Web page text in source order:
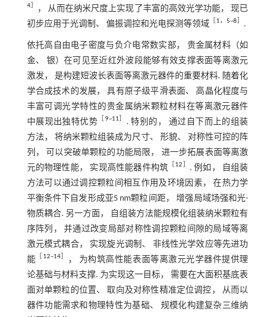
4］
， 从而在纳米尺度上实现了丰富的高效光学功能， 现已
初步应用于光调制、 偏振调控和光电探测等领域［1， 5~8］ .
依托高自由电子密度与负介电常数实部， 贵金属材料（如
金、 银）在可见至近红外波段能够有效支撑表面等离激元
激发， 是构建短波长表面等离激元器件的重要材料. 随着化
学合成技术的发展， 具有原子级平滑表面、 高晶化程度与
丰富可调光学特性的贵金属纳米颗粒材料在等离激元器件
中展现出独特优势 ［9~11］
. 特别的， 通过自下而上的组装
方法， 将纳米颗粒组装成为尺寸、 形貌、 对称性可控的阵
列， 可以突破单颗粒的功能局限， 进一步拓展表面等离激
元的物理性能， 实现高性能器件构筑 ［12］ . 例如， 自组装
方法可以通过调控颗粒间相互作用及环境因素， 在热力学
平衡条件下自发形成亚5 nm颗粒间距， 增强局域场强和光-
物质耦合. 另一方面， 自组装方法能规模化组装纳米颗粒有
序阵列， 并通过改变局部对称性调控颗粒间隙的局域等离
激元模式耦合， 实现旋光调制、 非线性光学效应等先进功
能 ［ 12~14］
， 为构筑高性能表面等离激元光学器件提供理
论基础与材料支撑. 为实现这一目标， 需要在大面积基底表
面对单颗粒的位置、 取向及对称性精准定位调控， 从而以
器件功能需求和物理特性为基础、 规模化构建复杂三维纳